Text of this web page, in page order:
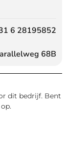
6 28195852
68B
dit bedrijf. Bent